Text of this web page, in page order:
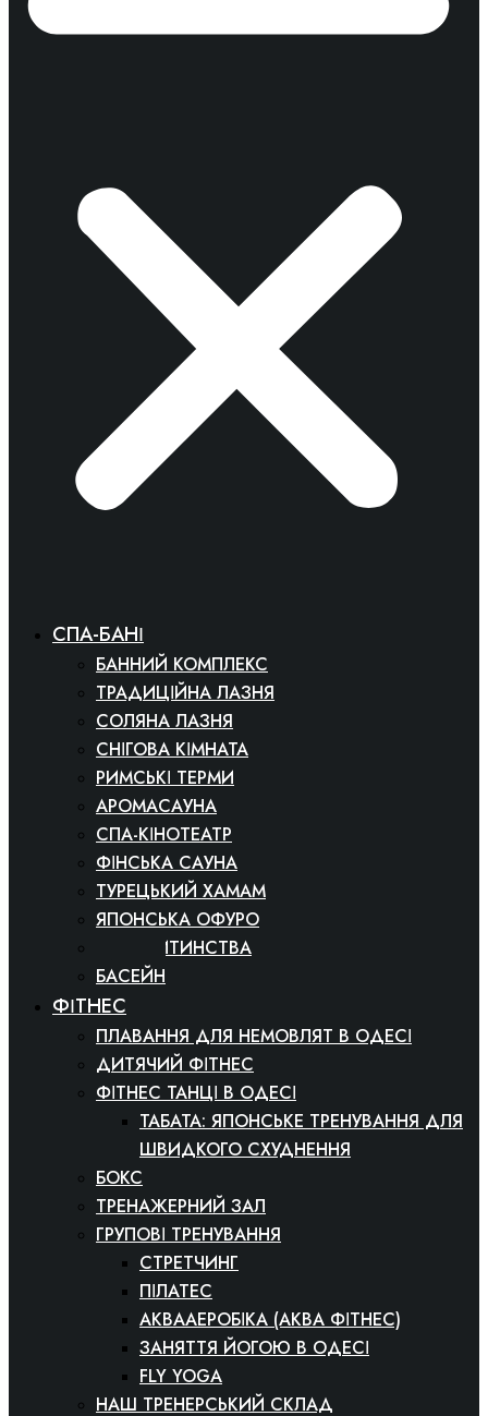
СПА-БАНІ
БАННИЙ КОМПЛЕКС
ТРАДИЦІЙНА ЛАЗНЯ
СОЛЯНА ЛАЗНЯ
СНІГОВА КІМНАТА
РИМСЬКІ ТЕРМИ
АРОМАСАУНА
СПА-КІНОТЕАТР
ФІНСЬКА САУНА
ТУРЕЦЬКИЙ ХАМАМ
ЯПОНСЬКА ОФУРО
СВІТ ДИТИНСТВА
БАСЕЙН
ФІТНЕС
ПЛАВАННЯ ДЛЯ НЕМОВЛЯТ В ОДЕСІ
ДИТЯЧИЙ ФІТНЕС
ФІТНЕС ТАНЦІ В ОДЕСІ
ТАБАТА: ЯПОНСЬКЕ ТРЕНУВАННЯ ДЛЯ
ШВИДКОГО СХУДНЕННЯ
БОКС
ТРЕНАЖЕРНИЙ ЗАЛ
ГРУПОВІ ТРЕНУВАННЯ
СТРЕТЧИНГ
ПІЛАТЕС
АКВААЕРОБІКА (АКВА ФІТНЕС)
ЗАНЯТТЯ ЙОГОЮ В ОДЕСІ
FLY YOGA
НАШ ТРЕНЕРСЬКИЙ СКЛАД